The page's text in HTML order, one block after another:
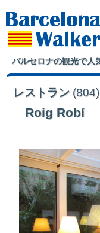
バルセロナの観光で人
レストラン (804)
Roig Robí